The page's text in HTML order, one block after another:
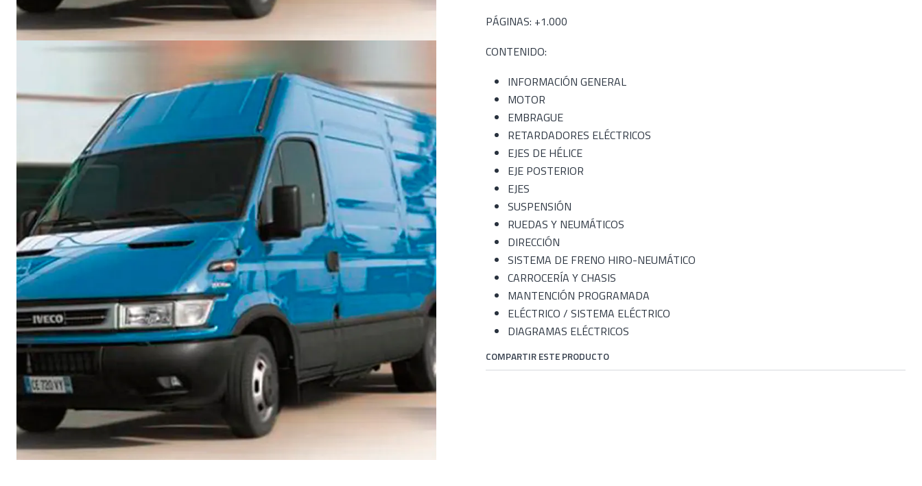
PÁGINAS: +1.000
CONTENIDO:
INFORMACIÓN GENERAL
MOTOR
EMBRAGUE
RETARDADORES ELÉCTRICOS
EJES DE HÉLICE
EJE POSTERIOR
EJES
SUSPENSIÓN
RUEDAS Y NEUMÁTICOS
DIRECCIÓN
SISTEMA DE FRENO HIRO-NEUMÁTICO
CARROCERÍA Y CHASIS
MANTENCIÓN PROGRAMADA
ELÉCTRICO / SISTEMA ELÉCTRICO
DIAGRAMAS ELÉCTRICOS
COMPARTIR ESTE PRODUCTO